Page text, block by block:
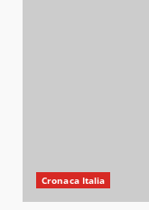
Cronaca Italia